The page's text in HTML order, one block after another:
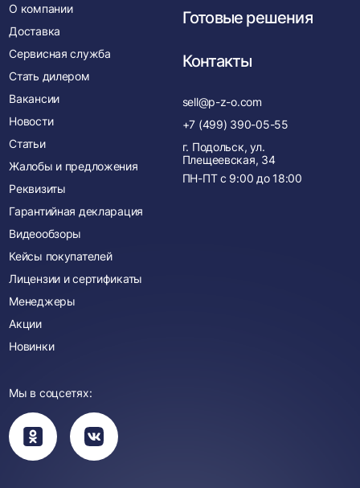
О компании
Доставка
Сервисная служба
Стать дилером
Вакансии
Новости
Статьи
Жалобы и предложения
Реквизиты
Гарантийная декларация
Видеообзоры
Кейсы покупателей
Лицензии и сертификаты
Менеджеры
Акции
Новинки
Готовые решения
Контакты
sell@p-z-o.com
+7 (499) 390-05-55
г. Подольск, ул.
Плещеевская, 34
ПН-ПТ с 9:00 до 18:00
Мы в соцсетях:
Вы
перейдете
в
группу
Вы
перейдете
в
группу